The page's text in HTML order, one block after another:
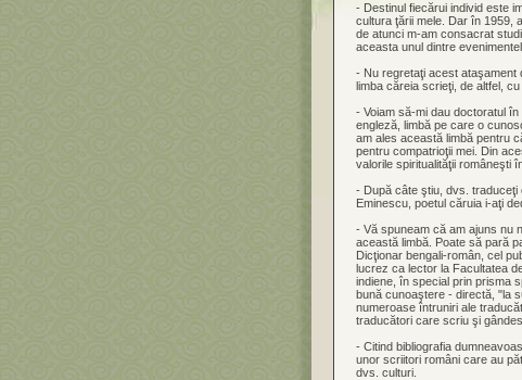
- Destinul fiecărui individ este
cultura ţării mele. Dar în 1959,
de atunci m-am consacrat
aceasta unul dintre
- Nu regretaţi acest ataşament
limba căreia scrieţi, de altfel,
- Voiam să-mi dau doctoratul
engleză, limbă pe care o
am ales această limbă pentru
pentru compatrioţii mei. Din
valorile spiritualităţii româneşti
- După câte ştiu, dvs. traduceţi
Eminescu, poetul căruia i-aţi
- Vă spuneam că am ajuns nu
această limbă. Poate să pară
Dicţionar bengali-român, cel
lucrez ca lector la Facultatea
indiene, în special prin prisma
bună cunoaştere - directă, "la
numeroase întruniri ale
traducători care scriu şi
- Citind bibliografia
unor scriitori români care au
dvs. culturi.